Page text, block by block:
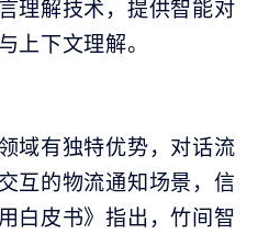
理解技术，提供智能对
上下文理解。
域有独特优势，对话流
互的物流通知场景，信
白皮书》指出，竹间智